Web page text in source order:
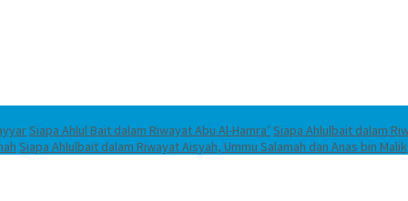
Siapa Ahlul Bait dalam Riwayat Abu Al-Hamra’ Siapa Ahlulbait dalam
Siapa Ahlulbait dalam Riwayat Aisyah, Ummu Salamah dan Anas bin Malik